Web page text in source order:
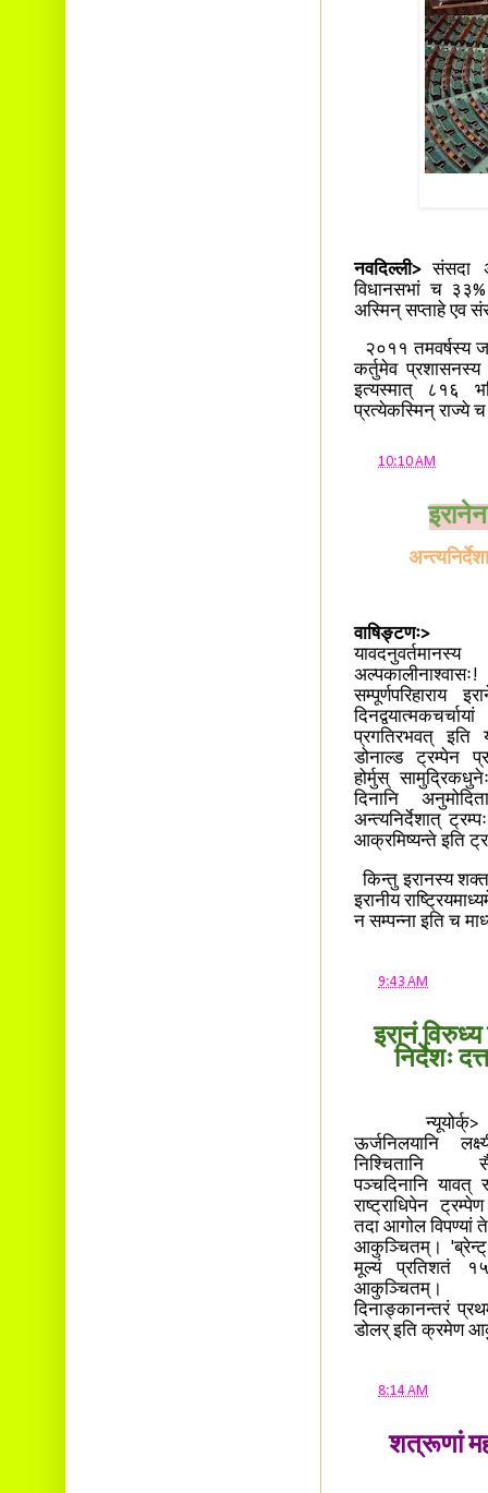
नवदिल्ली>संसदा
विधानसभां च ३३%
अस्मिन् सप्ताहे एव
२०११ तमवर्षस्य
कर्तुमेव
इत्यस्मात् ८१६
प्रत्येकस्मिन् राज्ये च
10:10 AM
वाषिङ्टणः>२४
यावदनुवर्तमानस्य
सम्पूर्णपरिहाराय
प्रगतिरभवत् इति
डोनाल्ड ट्रम्पेन
होर्मुस्
दिनानि
अन्त्यनिर्देशात्
आक्रमिष्यन्ते इति
किन्तु इरानस्य
इरानीय
न सम्पन्ना इति च
9:43 AM
इरानं
निर्देशः
न्यूयोर्क्>
ऊर्जनिलयानि
निश्चितानि
पञ्चदिनानि
राष्ट्राधिपेन
तदा आगोल विपण्यां
आकुञ्चितम्।
मूल्यं प्रतिशतं
आकुञ्चितम्।
दिनाङ्कानन्तरं
डोलर् इति क्रमेण
8:14 AM
शत्रूणां